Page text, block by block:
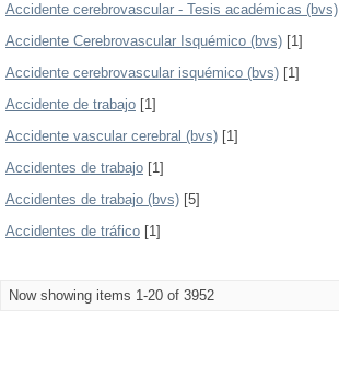
Accidente cerebrovascular - Tesis académicas (bvs)
Accidente Cerebrovascular Isquémico (bvs) [1]
Accidente cerebrovascular isquémico (bvs) [1]
Accidente de trabajo [1]
Accidente vascular cerebral (bvs) [1]
Accidentes de trabajo [1]
Accidentes de trabajo (bvs) [5]
Accidentes de tráfico [1]
Now showing items 1-20 of 3952